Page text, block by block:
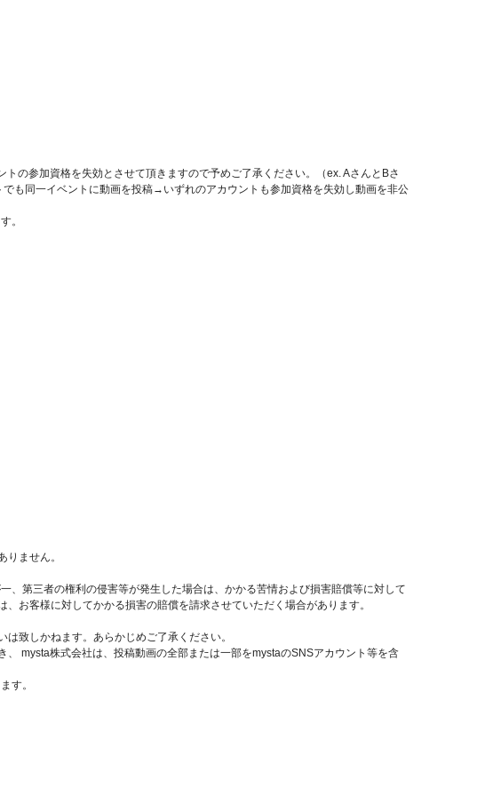
の参加資格を失効とさせて頂きますので予めご了承ください。（ex. AさんとBさ
も同一イベントに動画を投稿→いずれのアカウントも参加資格を失効し動画を非公
。
ません。
、第三者の権利の侵害等が発生した場合は、かかる苦情および損害賠償等に対して
お客様に対してかかる損害の賠償を請求させていただく場合があります。
致しかねます。あらかじめご了承ください。
mysta株式会社は、投稿動画の全部または一部をmystaのSNSアカウント等を含
す。